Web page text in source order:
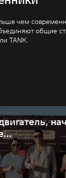
чем
общие
TANK.